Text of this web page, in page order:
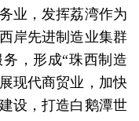
业，发挥荔湾作为
岸先进制造业集群
，形成“珠西制造
现代商贸业，加快
设，打造白鹅潭世